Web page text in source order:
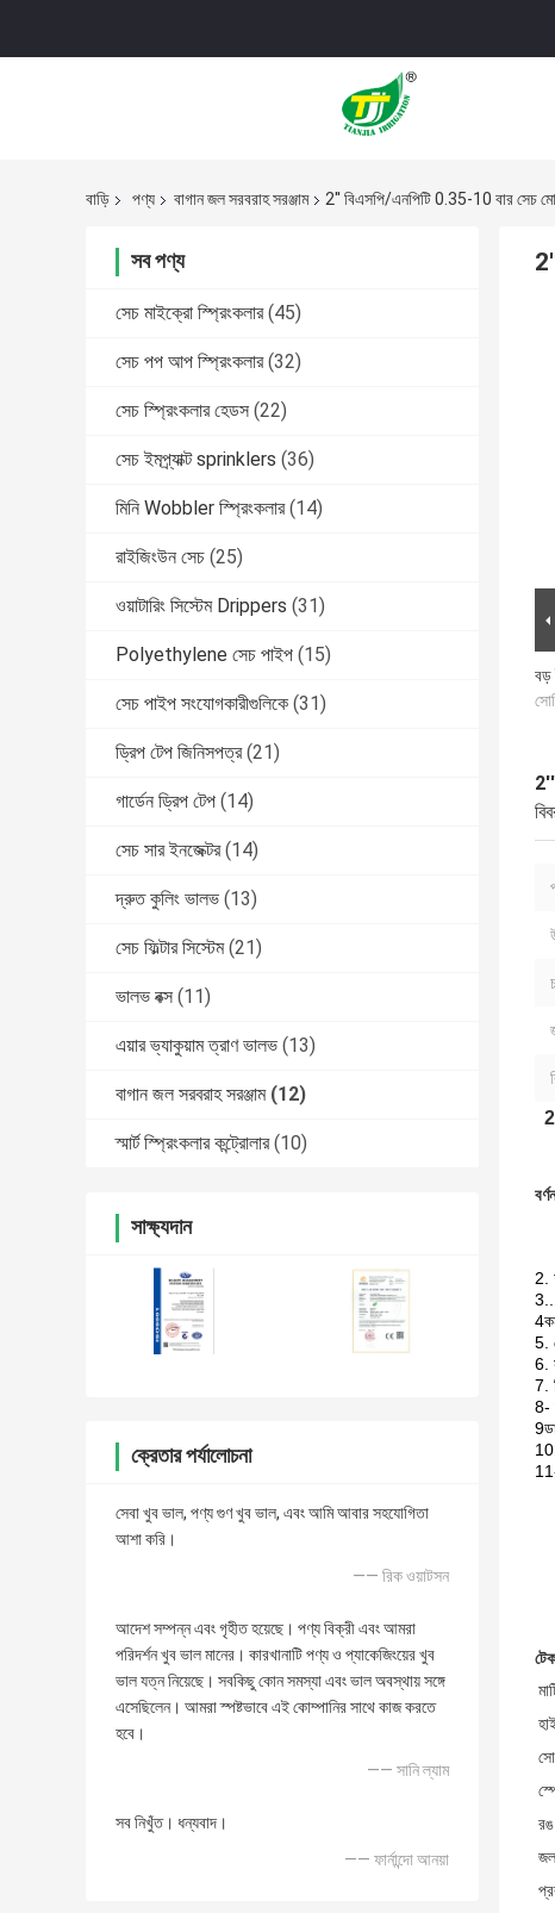
বাড়ি পণ্য বাগান জল সরবরাহ সরঞ্জাম 2'' বিএসপি/এনপিটি 0.35-10 বার সেচ
সব পণ্য
সেচ মাইক্রো স্প্রিংকলার (45)
সেচ পপ আপ স্প্রিংকলার (32)
সেচ স্প্রিংকলার হেডস (22)
সেচ ইমপ্র্যাক্ট sprinklers (36)
মিনি Wobbler স্প্রিংকলার (14)
রাইজিংউন সেচ (25)
ওয়াটারিং সিস্টেম Drippers (31)
Polyethylene সেচ পাইপ (15)
সেচ পাইপ সংযোগকারীগুলিকে (31)
ড্রিপ টেপ জিনিসপত্র (21)
গার্ডেন ড্রিপ টেপ (14)
সেচ সার ইনজেক্টর (14)
দ্রুত কুলিং ভালভ (13)
সেচ ফিল্টার সিস্টেম (21)
ভালভ বক্স (11)
এয়ার ভ্যাকুয়াম ত্রাণ ভালভ (13)
বাগান জল সরবরাহ সরঞ্জাম (12)
স্মার্ট স্প্রিংকলার কন্ট্রোলার (10)
সাক্ষ্যদান
ক্রেতার পর্যালোচনা
সেবা খুব ভাল, পণ্য গুণ খুব ভাল, এবং আমি আবার সহযোগিতা
আশা করি।
—— রিক ওয়াটসন
আদেশ সম্পন্ন এবং গৃহীত হয়েছে। পণ্য বিক্রী এবং আমরা
পরিদর্শন খুব ভাল মানের। কারখানাটি পণ্য ও প্যাকেজিংয়ের খুব
ভাল যত্ন নিয়েছে। সবকিছু কোন সমস্যা এবং ভাল অবস্থায় সঙ্গে
এসেছিলেন। আমরা স্পষ্টভাবে এই কোম্পানির সাথে কাজ করতে
হবে।
—— সানি ল্যাম
সব নিখুঁত। ধন্যবাদ।
—— ফার্নান্দো আনয়া
বড়
2''
2
2.
5.
6.
7.
8-
রঙ